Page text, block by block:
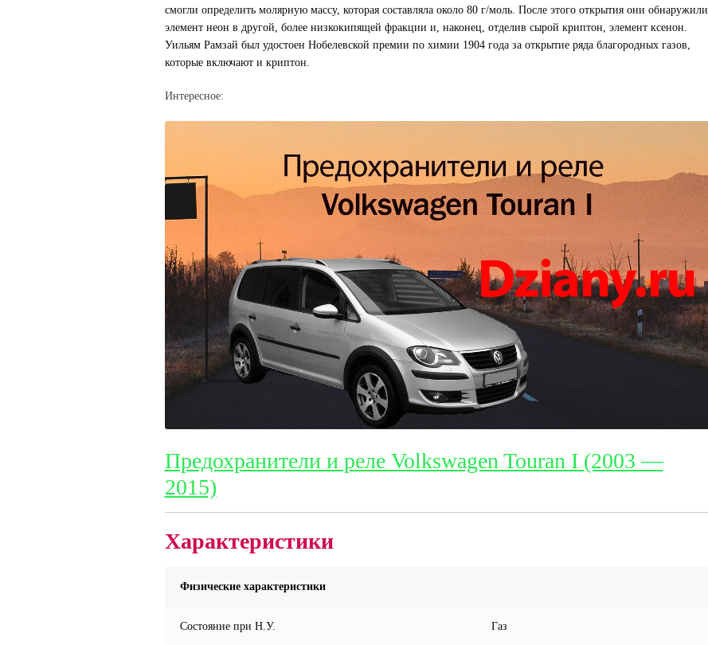
смогли определить молярную массу, которая составляла около 80 г/моль. После этого открытия они обнаружили
элемент неон в другой, более низкокипящей фракции и, наконец, отделив сырой криптон, элемент ксенон.
Уильям Рамзай был удостоен Нобелевской премии по химии 1904 года за открытие ряда благородных газов,
которые включают и криптон.
Интересное:
Предохранители и реле Volkswagen Touran I (2003 —
2015)
Характеристики
Физические характеристики
Состояние при Н.У. Газ